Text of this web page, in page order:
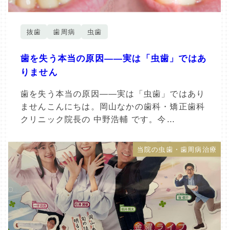
抜歯 歯周病 虫歯
歯を失う本当の原因――実は「虫歯」ではあ
りません
歯を失う本当の原因――実は「虫歯」ではあり
ませんこんにちは。岡山なかの歯科・矯正歯科
クリニック院長の 中野浩輔 です。今…
当院の虫歯・歯周病治療